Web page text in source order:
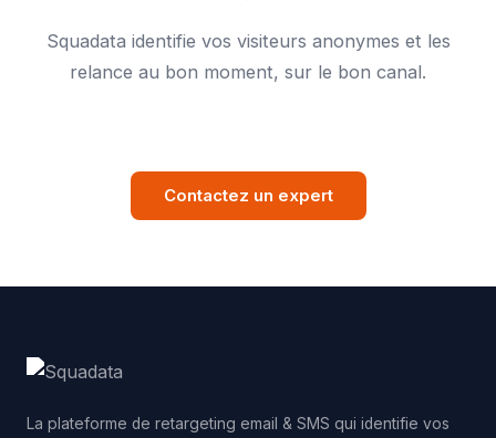
Squadata identifie vos visiteurs anonymes et les
relance au bon moment, sur le bon canal.
Contactez un expert
La plateforme de retargeting email & SMS qui identifie vos